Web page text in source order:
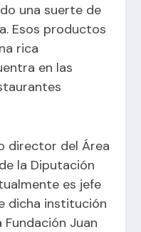
una suerte de
Esos productos
rica
en las
director del Área
la Diputación
es jefe
dicha institución
Juan